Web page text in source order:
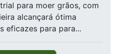
para moer grãos, com
alcançará ótima
eficazes para para...